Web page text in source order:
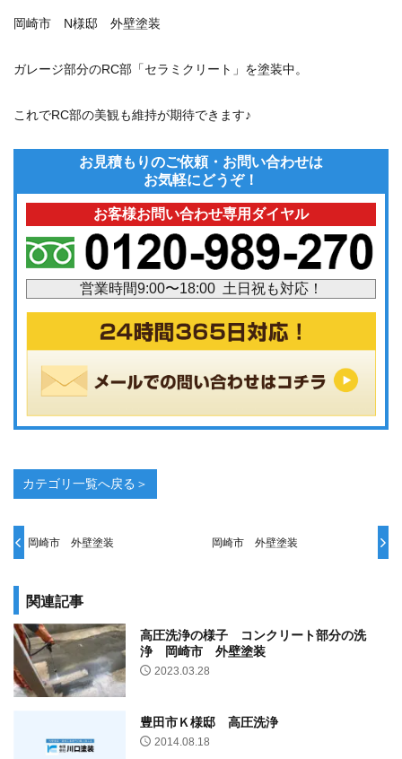
岡崎市 N様邸 外壁塗装
ガレージ部分のRC部「セラミクリート」を塗装中。
これでRC部の美観も維持が期待できます♪
お見積もりのご依頼・お問い合わせは
お気軽にどうぞ！
お客様お問い合わせ専用ダイヤル
営業時間9:00〜18:00 土日祝も対応！
カテゴリ一覧へ戻る＞
岡崎市 外壁塗装 岡崎市 外壁塗装
関連記事
高圧洗浄の様子 コンクリート部分の洗
浄 岡崎市 外壁塗装
2023.03.28
豊田市Ｋ様邸 高圧洗浄
2014.08.18